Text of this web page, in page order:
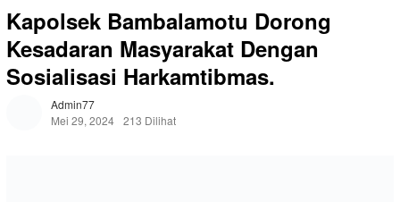
Kapolsek Bambalamotu Dorong
Kesadaran Masyarakat Dengan
Sosialisasi Harkamtibmas.
Admin77
Mei 29, 2024 213 Dilihat